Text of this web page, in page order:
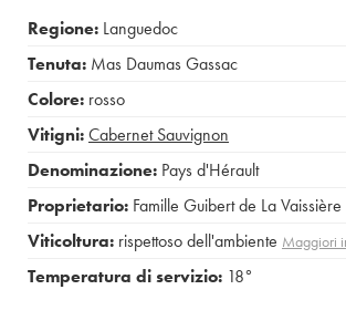
Regione: Languedoc
Tenuta: Mas Daumas Gassac
Colore: rosso
Vitigni:Cabernet Sauvignon
Denominazione: Pays d'Hérault
Proprietario: Famille Guibert de La Vaissière
Viticoltura: rispettoso dell'ambiente Maggiori
Temperatura di servizio: 18°